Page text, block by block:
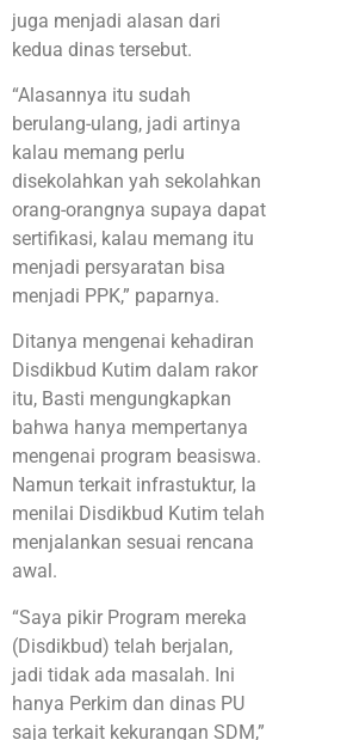
juga menjadi alasan dari
kedua dinas tersebut.
“Alasannya itu sudah
berulang-ulang, jadi artinya
kalau memang perlu
disekolahkan yah sekolahkan
orang-orangnya supaya dapat
sertifikasi, kalau memang itu
menjadi persyaratan bisa
menjadi PPK,” paparnya.
Ditanya mengenai kehadiran
Disdikbud Kutim dalam rakor
itu, Basti mengungkapkan
bahwa hanya mempertanya
mengenai program beasiswa.
Namun terkait infrastuktur, Ia
menilai Disdikbud Kutim telah
menjalankan sesuai rencana
awal.
“Saya pikir Program mereka
(Disdikbud) telah berjalan,
jadi tidak ada masalah. Ini
hanya Perkim dan dinas PU
saja terkait kekurangan SDM,”